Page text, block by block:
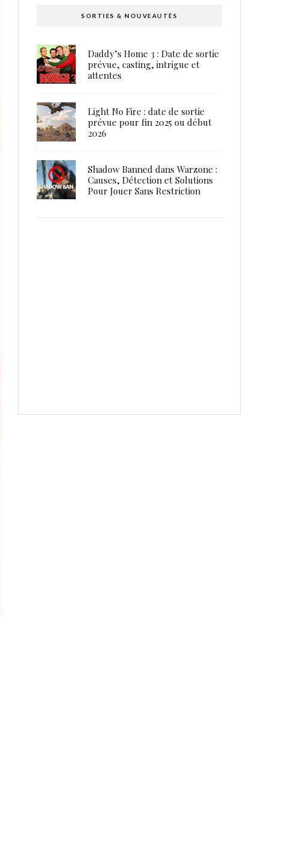
SORTIES & NOUVEAUTÉS
Daddy’s Home 3 : Date de sortie
prévue, casting, intrigue et
attentes
Light No Fire : date de sortie
prévue pour fin 2025 ou début
2026
Shadow Banned dans Warzone :
Causes, Détection et Solutions
Pour Jouer Sans Restriction